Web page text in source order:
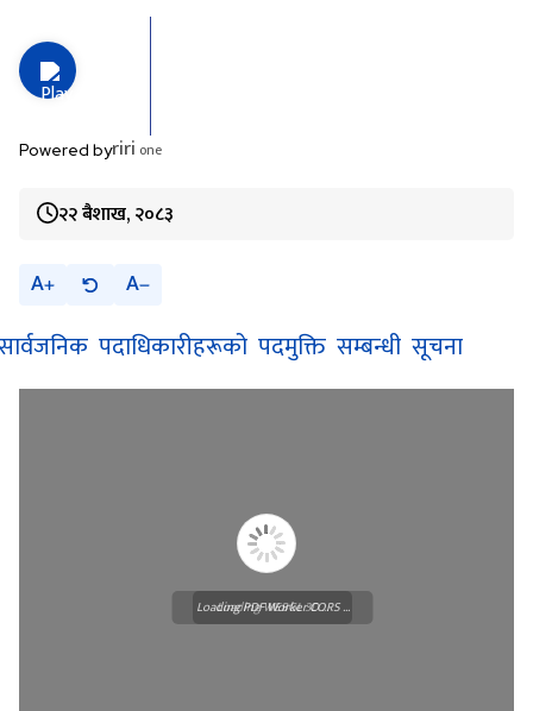
Powered byriri one
२२ बैशाख, २०८३
A A
पदाधिकारीहरूको पदमुक्ति सम्बन्धी सूचना
Loading WEBGL 3D ...
Loading PDF Worker CORS ...